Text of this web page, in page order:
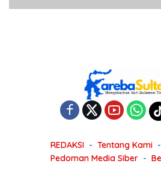
REDAKSI Tentang Kami
Pedoman Media Siber